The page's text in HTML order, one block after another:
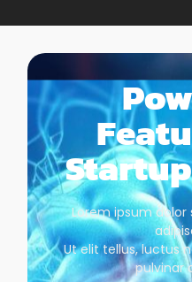
Lorem ipsum
Ut elit tellus, luctus
pulvinar